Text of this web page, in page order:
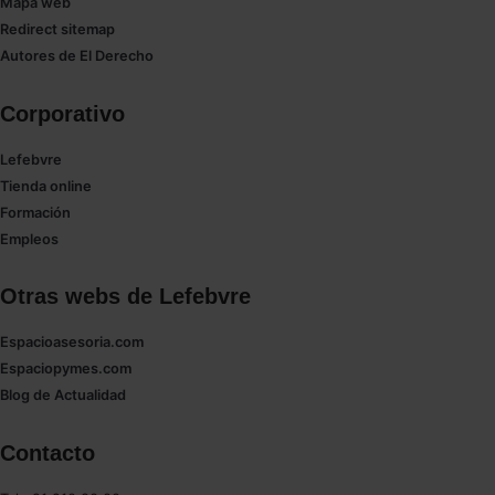
Saber más acerca de las cookies
Redirect sitemap
Autores de El Derecho
Corporativo
Lefebvre
Tienda online
Formación
Empleos
Otras webs de Lefebvre
Espacioasesoria.com
Espaciopymes.com
Blog de Actualidad
Contacto